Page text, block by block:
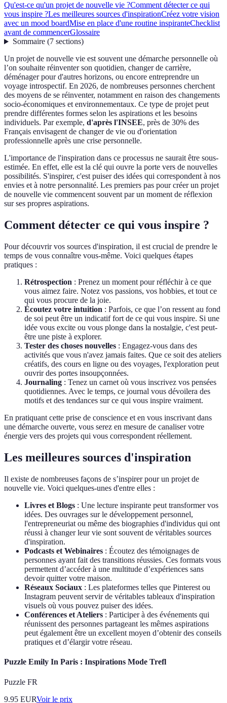
Qu'est-ce qu'un projet de nouvelle vie ?Comment détecter ce qui
vous inspire ?Les meilleures sources d'inspirationCréez votre vision
avec un mood boardMise en place d'une routine inspiranteChecklist
avant de commencerGlossaire
Sommaire(7 sections)
Un projet de nouvelle vie est souvent une démarche personnelle où
l’on souhaite réinventer son quotidien, changer de carrière,
déménager pour d'autres horizons, ou encore entreprendre un
voyage introspectif. En 2026, de nombreuses personnes cherchent
des moyens de se réinventer, notamment en raison des changements
socio-économiques et environnementaux. Ce type de projet peut
prendre différentes formes selon les aspirations et les besoins
individuels. Par exemple, d'après l'INSEE, près de 30% des
Français envisagent de changer de vie ou d'orientation
professionnelle après une crise personnelle.
L'importance de l'inspiration dans ce processus ne saurait être sous-
estimée. En effet, elle est la clé qui ouvre la porte vers de nouvelles
possibilités. S'inspirer, c'est puiser des idées qui correspondent à nos
envies et à notre personnalité. Les premiers pas pour créer un projet
de nouvelle vie commencent souvent par un moment de réflexion
sur ses propres aspirations.
Comment détecter ce qui vous inspire ?
Pour découvrir vos sources d'inspiration, il est crucial de prendre le
temps de vous connaître vous-même. Voici quelques étapes
pratiques :
Rétrospection : Prenez un moment pour réfléchir à ce que
vous aimez faire. Notez vos passions, vos hobbies, et tout ce
qui vous procure de la joie.
Écoutez votre intuition : Parfois, ce que l’on ressent au fond
de soi peut être un indicatif fort de ce qui vous inspire. Si une
idée vous excite ou vous plonge dans la nostalgie, c'est peut-
être une piste à explorer.
Tester des choses nouvelles : Engagez-vous dans des
activités que vous n'avez jamais faites. Que ce soit des ateliers
créatifs, des cours en ligne ou des voyages, l'exploration peut
ouvrir des portes insoupçonnées.
Journaling : Tenez un carnet où vous inscrivez vos pensées
quotidiennes. Avec le temps, ce journal vous dévoilera des
motifs et des tendances sur ce qui vous inspire vraiment.
En pratiquant cette prise de conscience et en vous inscrivant dans
une démarche ouverte, vous serez en mesure de canaliser votre
énergie vers des projets qui vous correspondent réellement.
Les meilleures sources d'inspiration
Il existe de nombreuses façons de s’inspirer pour un projet de
nouvelle vie. Voici quelques-unes d'entre elles :
Livres et Blogs : Une lecture inspirante peut transformer vos
idées. Des ouvrages sur le développement personnel,
l'entrepreneuriat ou même des biographies d'individus qui ont
réussi à changer leur vie sont souvent de véritables sources
d'inspiration.
Podcasts et Webinaires : Écoutez des témoignages de
personnes ayant fait des transitions réussies. Ces formats vous
permettent d’accéder à une multitude d’expériences sans
devoir quitter votre maison.
Réseaux Sociaux : Les plateformes telles que Pinterest ou
Instagram peuvent servir de véritables tableaux d'inspiration
visuels où vous pouvez puiser des idées.
Conférences et Ateliers : Participer à des événements qui
réunissent des personnes partageant les mêmes aspirations
peut également être un excellent moyen d’obtenir des conseils
pratiques et d’élargir votre réseau.
Puzzle Emily In Paris : Inspirations Mode Trefl
Puzzle FR
9.95 EURVoir le prix